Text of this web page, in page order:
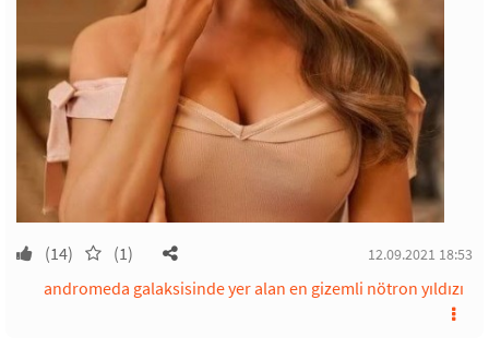
(14) (1) 12.09.2021 18:53
andromeda galaksisinde yer alan en gizemli nötron yıldızı